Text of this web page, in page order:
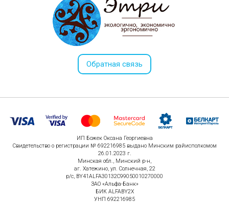
Обратная связь
ИП Божек Оксана Георгиевна
Свидетельство о регистрации № 692216985 выдано Минским райисполкомом
26.01.2023 г.
Минская обл., Минский р-н,
аг. Хатежино, ул. Солнечная, 22
р/с, BY41ALFA30132C99050010270000
ЗАО «Альфа-Банк»
БИК ALFABY2X
УНП 692216985